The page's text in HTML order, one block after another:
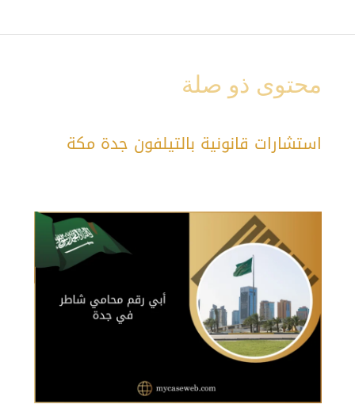
محتوى ذو صلة
استشارات قانونية بالتيلفون جدة مكة